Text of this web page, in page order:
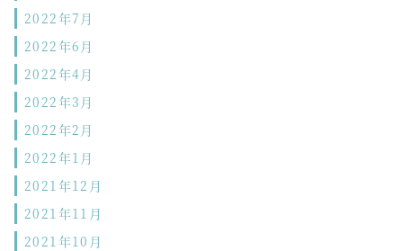
2022年7月
2022年6月
2022年4月
2022年3月
2022年2月
2022年1月
2021年12月
2021年11月
2021年10月